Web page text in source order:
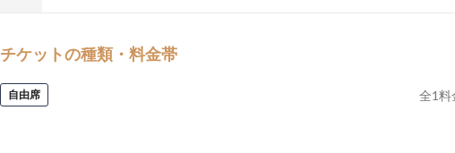
チケットの種類・料金帯
自由席 全1料